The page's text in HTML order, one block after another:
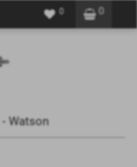
0
0
Watson